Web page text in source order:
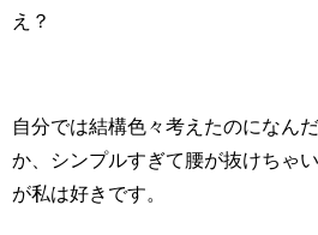
え？
自分では結構色々考えたのになん
か、シンプルすぎて腰が抜けちゃ
が私は好きです。